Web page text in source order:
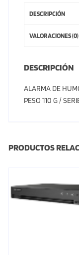
DESCRIPCIÓN
VALORACIONES (0)
DESCRIPCIÓN
ALARMA DE
PESO 110 G /
PRODUCTOS